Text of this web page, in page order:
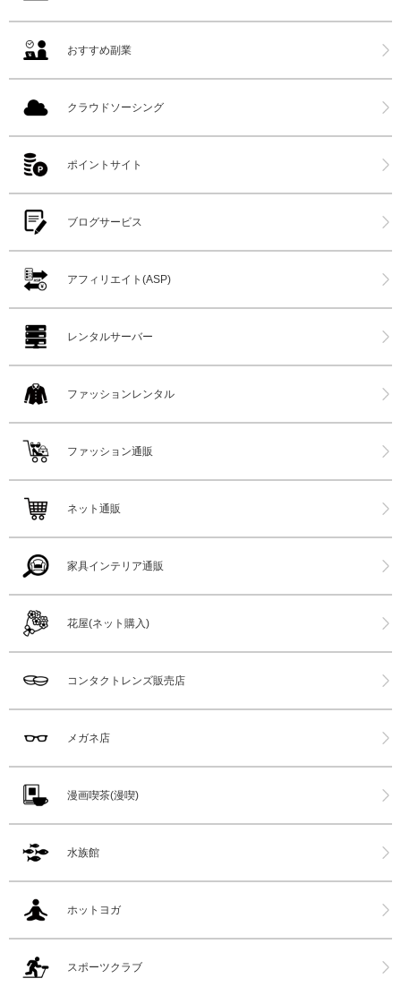
おすすめ副業
クラウドソーシング
ポイントサイト
ブログサービス
アフィリエイト(ASP)
レンタルサーバー
ファッションレンタル
ファッション通販
ネット通販
家具インテリア通販
花屋(ネット購入)
コンタクトレンズ販売店
メガネ店
漫画喫茶(漫喫)
水族館
ホットヨガ
スポーツクラブ